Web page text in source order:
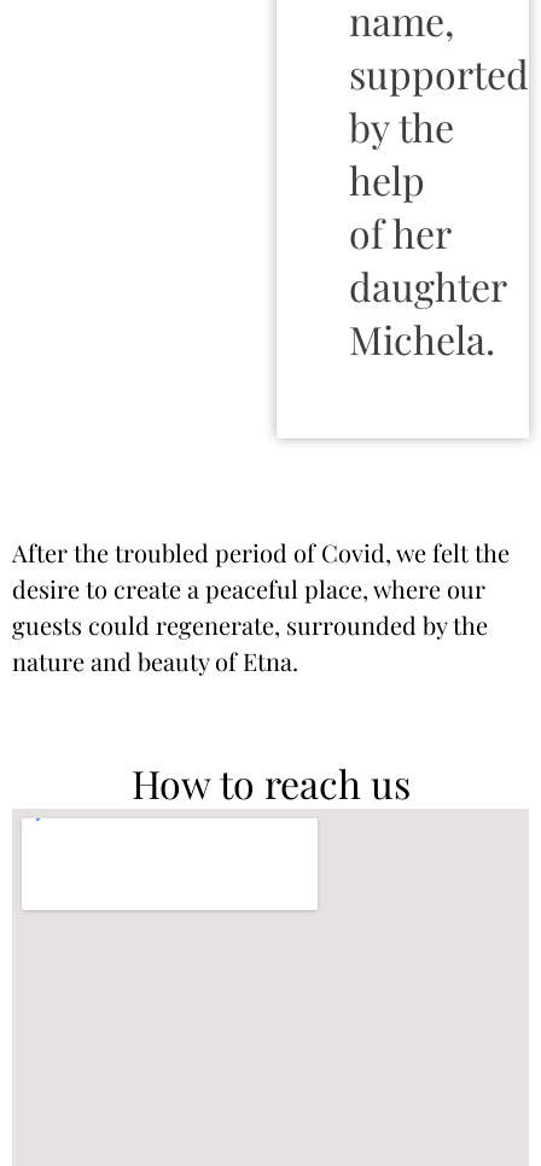
name,
supported
by the
help
of her
daughter
Michela.
After the troubled period of Covid, we felt the
desire to create a peaceful place, where our
guests could regenerate, surrounded by the
nature and beauty of Etna.
How to reach us